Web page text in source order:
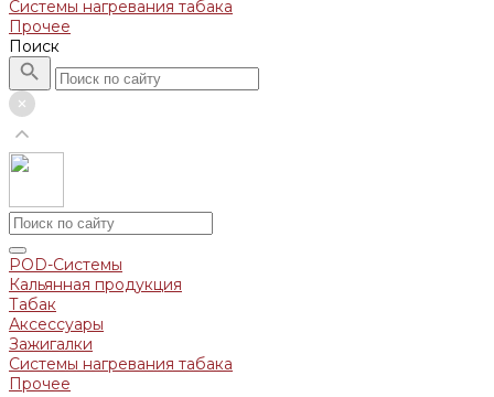
Системы нагревания табака
Прочее
Поиск
POD-Системы
Кальянная продукция
Табак
Аксессуары
Зажигалки
Системы нагревания табака
Прочее